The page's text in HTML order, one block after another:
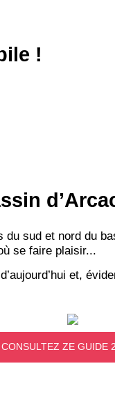
!
sud et nord du
se faire plaisir...
et,
CONSULTEZ ZE GUIDE